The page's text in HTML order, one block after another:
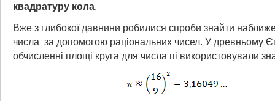
квадратуру кола.
Вже з глибокої давнини робилися спроби знайти
числа за допомогою раціональних чисел. У древньому
обчисленні площі круга для числа пі використовували